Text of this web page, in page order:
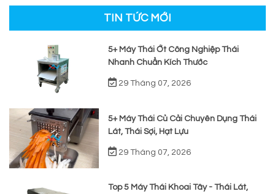
TIN TỨC MỚI
5+ Máy Thái Ớt Công Nghiệp Thái
Nhanh Chuẩn Kích Thước
29 Tháng 07, 2026
5+ Máy Thái Củ Cải Chuyên Dụng Thái
Lát, Thái Sợi, Hạt Lựu
29 Tháng 07, 2026
Top 5 Máy Thái Khoai Tây - Thái Lát,